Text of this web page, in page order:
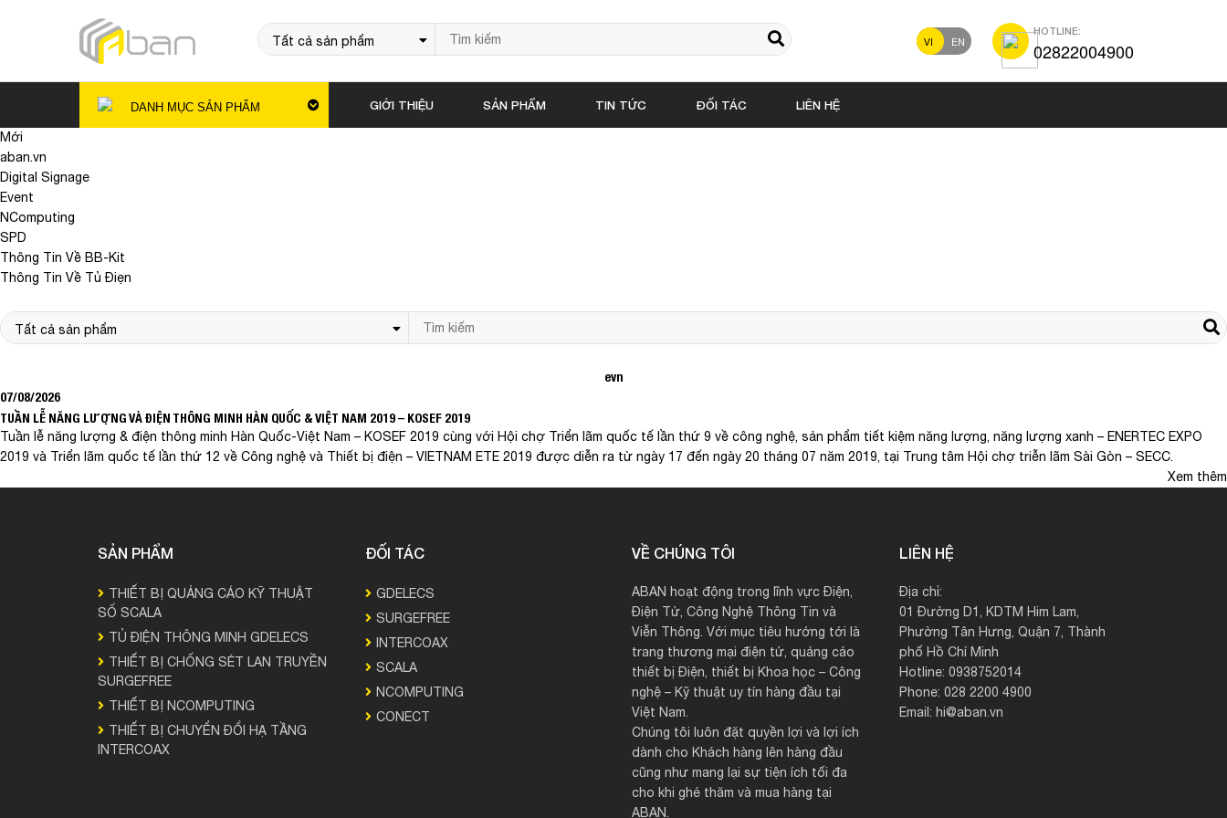
VI EN
HOTLINE:
02822004900
DANH MỤC SẢN PHẨM GIỚI THIỆU SẢN PHẨM TIN TỨC ĐỐI TÁC LIÊN HỆ
Mới
aban.vn
Digital Signage
Event
NComputing
SPD
Thông Tin Về BB-Kit
Thông Tin Về Tủ Điẹn
evn
07/08/2026
TUẦN LỄ NĂNG LƯỢNG VÀ ĐIỆN THÔNG MINH HÀN QUỐC & VIỆT NAM 2019 – KOSEF 2019
Tuần lễ năng lượng & điện thông minh Hàn Quốc-Việt Nam – KOSEF 2019 cùng với Hội chợ Triển lãm quốc tế lần thứ 9 về công nghệ, sản phẩm tiết kiệm năng lượng, năng lượng xanh – ENERTEC EXPO
2019 và Triển lãm quốc tế lần thứ 12 về Công nghệ và Thiết bị điện – VIETNAM ETE 2019 được diễn ra từ ngày 17 đến ngày 20 tháng 07 năm 2019, tại Trung tâm Hội chợ triễn lãm Sài Gòn – SECC.
Xem thêm
SẢN PHẨM
THIẾT BỊ QUẢNG CÁO KỸ THUẬT
SỐ SCALA
TỦ ĐIỆN THÔNG MINH GDELECS
THIẾT BỊ CHỐNG SÉT LAN TRUYỀN
SURGEFREE
THIẾT BỊ NCOMPUTING
THIẾT BỊ CHUYỂN ĐỔI HẠ TẦNG
INTERCOAX
ĐỐI TÁC
GDELECS
SURGEFREE
INTERCOAX
SCALA
NCOMPUTING
CONECT
VỀ CHÚNG TÔI
ABAN hoạt động trong lĩnh vực Điện,
Điện Tử, Công Nghệ Thông Tin và
Viễn Thông. Với mục tiêu hướng tới là
trang thương mại điện tử, quảng cáo
thiết bị Điện, thiết bị Khoa học – Công
nghệ – Kỹ thuật uy tín hàng đầu tại
Việt Nam.
Chúng tôi luôn đặt quyền lợi và lợi ích
dành cho Khách hàng lên hàng đầu
cũng như mang lại sự tiện ích tối đa
cho khi ghé thăm và mua hàng tại
ABAN.
LIÊN HỆ
Địa chỉ:
01 Đường D1, KDTM Him Lam,
Phường Tân Hưng, Quận 7, Thành
phố Hồ Chí Minh
Hotline: 0938752014
Phone: 028 2200 4900
Email: hi@aban.vn